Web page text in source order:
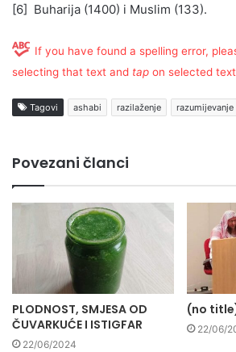
[6] Buharija (1400) i Muslim (133).
If you have found a spelling error,
selecting that text and tap on selected
Tagovi ashabi razilaženje razumijevanje
Povezani članci
PLODNOST, SMJESA OD
ČUVARKUĆE I ISTIGFAR
22/06/2024
(no
22/06/